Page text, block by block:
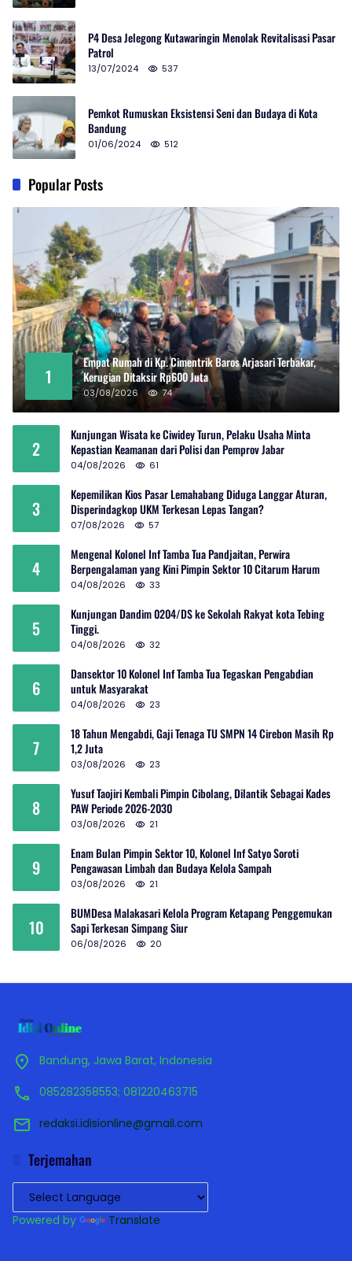
P4 Desa Jelegong Kutawaringin Menolak Revitalisasi Pasar
Patrol
13/07/2024 537
Pemkot Rumuskan Eksistensi Seni dan Budaya di Kota
Bandung
01/06/2024 512
Popular Posts
1
Empat Rumah di Kp. Cimentrik Baros Arjasari Terbakar,
Kerugian Ditaksir Rp600 Juta
03/08/2026 74
2
Kunjungan Wisata ke Ciwidey Turun, Pelaku Usaha Minta
Kepastian Keamanan dari Polisi dan Pemprov Jabar
04/08/2026 61
3
Kepemilikan Kios Pasar Lemahabang Diduga Langgar Aturan,
Disperindagkop UKM Terkesan Lepas Tangan?
07/08/2026 57
4
Mengenal Kolonel Inf Tamba Tua Pandjaitan, Perwira
Berpengalaman yang Kini Pimpin Sektor 10 Citarum Harum
04/08/2026 33
5
Kunjungan Dandim 0204/DS ke Sekolah Rakyat kota Tebing
Tinggi.
04/08/2026 32
6
Dansektor 10 Kolonel Inf Tamba Tua Tegaskan Pengabdian
untuk Masyarakat
04/08/2026 23
7
18 Tahun Mengabdi, Gaji Tenaga TU SMPN 14 Cirebon Masih Rp
1,2 Juta
03/08/2026 23
8
Yusuf Taojiri Kembali Pimpin Cibolang, Dilantik Sebagai Kades
PAW Periode 2026-2030
03/08/2026 21
9
Enam Bulan Pimpin Sektor 10, Kolonel Inf Satyo Soroti
Pengawasan Limbah dan Budaya Kelola Sampah
03/08/2026 21
10
BUMDesa Malakasari Kelola Program Ketapang Penggemukan
Sapi Terkesan Simpang Siur
06/08/2026 20
Bandung, Jawa Barat, Indonesia
085282358553; 081220463715
redaksi.idisionline@gmail.com
Terjemahan
Powered by Translate